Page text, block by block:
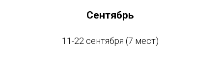
Сентябрь
11-22 сентября (7 мест)